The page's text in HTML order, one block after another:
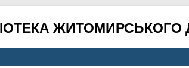
ЖИТОМИРСЬКОГО